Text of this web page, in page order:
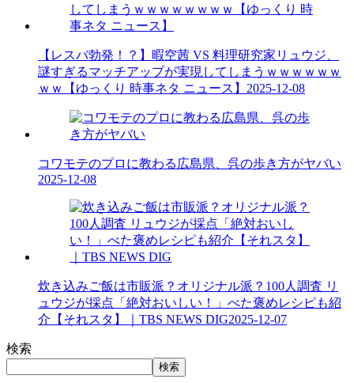
【レスバ勃発！？】暇空茜 VS 料理研究家リュウジ、
謎すぎるマッチアップが実現してしまうｗｗｗｗｗｗ
ｗｗ【ゆっくり 時事ネタ ニュース】 2025-12-08
コワモテのプロに教わる広島県、呉の歩き方がヤバい
2025-12-08
炊き込みご飯は市販派？オリジナル派？100人調査 リ
ュウジが採点「絶対おいしい！」べた褒めレシピも紹
介【それスタ】｜TBS NEWS DIG2025-12-07
検索
検索